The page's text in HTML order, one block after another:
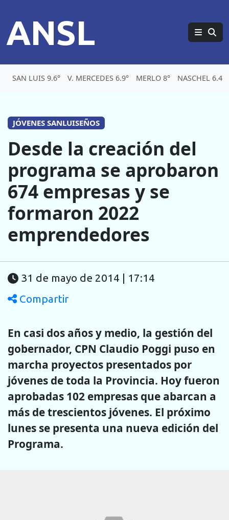
ANSL
SAN LUIS 9.6° V. MERCEDES 6.9° MERLO 8° NASCHEL 6.4°
JÓVENES SANLUISEÑOS
Desde la creación del
programa se aprobaron
674 empresas y se
formaron 2022
emprendedores
31 de mayo de 2014 | 17:14
Compartir
En casi dos años y medio, la gestión del
gobernador, CPN Claudio Poggi puso en
marcha proyectos presentados por
jóvenes de toda la Provincia. Hoy fueron
aprobadas 102 empresas que abarcan a
más de trescientos jóvenes. El próximo
lunes se presenta una nueva edición del
Programa.